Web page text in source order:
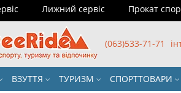
Лижний сервіс Прокат
(063)533-71-71
ВЗУТТЯ ТУРИЗМ СПОРТТОВАРИ